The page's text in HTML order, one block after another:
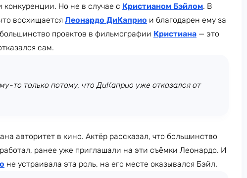
конкуренции. Но не в случае с Кристианом Бэйлом. В
восхищается Леонардо ДиКаприо и благодарен ему за
проектов в фильмографии Кристиана — это
сам.
то только потому, что ДиКаприо уже отказался от
авторитет в кино. Актёр рассказал, что большинство
ранее уже приглашали на эти съёмки Леонардо. И
не устраивала эта роль, на его месте оказывался Бэйл.